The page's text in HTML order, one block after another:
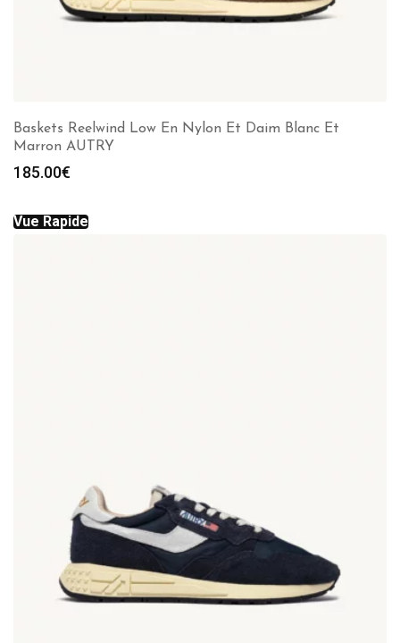
Baskets Reelwind Low En Nylon Et Daim Blanc Et
Marron AUTRY
185.00€
Vue Rapide